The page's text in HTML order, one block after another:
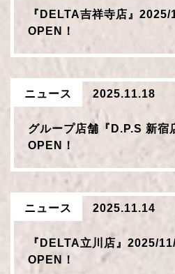
『DELTA吉祥寺店』
OPEN！
ニュース 2025.11.18
グループ店舗『D.P.S 新宿
OPEN！
ニュース 2025.11.14
『DELTA立川店』2025/
OPEN！